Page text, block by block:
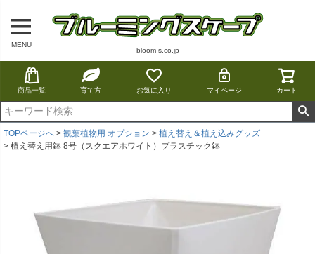
MENU
bloom-s.co.jp
商品一覧 育て方 お気に入り マイページ カート
TOPページへ 観葉植物用 オプション
植え替え＆植え込みグッズ
植え替え用鉢 8号（スクエアホワイト）プラスチック鉢